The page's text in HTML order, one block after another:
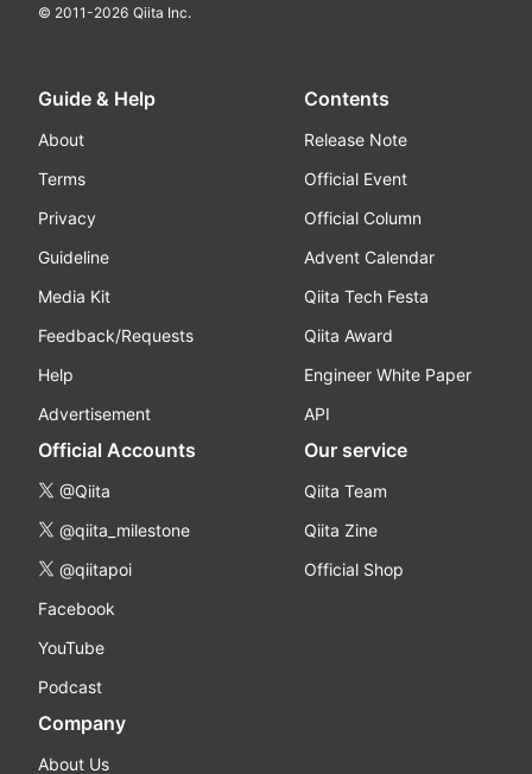
© 2011-2026 Qiita Inc.
Guide & Help
About
Terms
Privacy
Guideline
Media Kit
Feedback/Requests
Help
Advertisement
Contents
Release Note
Official Event
Official Column
Advent Calendar
Qiita Tech Festa
Qiita Award
Engineer White Paper
API
Official Accounts
@Qiita
@qiita_milestone
@qiitapoi
Facebook
YouTube
Podcast
Our service
Qiita Team
Qiita Zine
Official Shop
Company
About Us